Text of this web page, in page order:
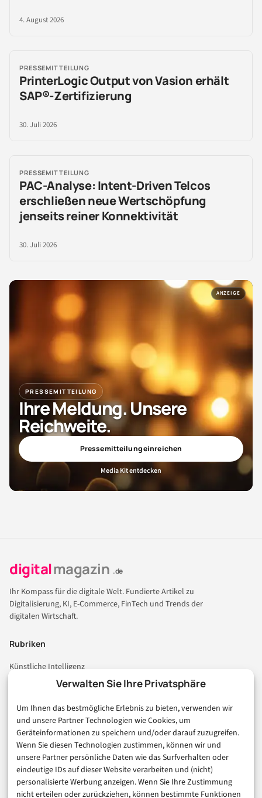
Verwalten Sie Ihre Privatsphäre
Um Ihnen das bestmögliche Erlebnis zu bieten, verwenden wir
und unsere Partner Technologien wie Cookies, um
Geräteinformationen zu speichern und/oder darauf zuzugreifen.
Wenn Sie diesen Technologien zustimmen, können wir und
unsere Partner persönliche Daten wie das Surfverhalten oder
eindeutige IDs auf dieser Website verarbeiten und (nicht)
personalisierte Werbung anzeigen. Wenn Sie Ihre Zustimmung
nicht erteilen oder zurückziehen, können bestimmte Funktionen
4. August 2026
PRESSEMITTEILUNG
PrinterLogic Output von Vasion erhält
SAP®-Zertifizierung
30. Juli 2026
PRESSEMITTEILUNG
PAC-Analyse: Intent-Driven Telcos
erschließen neue Wertschöpfung
jenseits reiner Konnektivität
30. Juli 2026
ANZEIGE
PRESSEMITTEILUNG
Ihre Meldung. Unsere
Reichweite.
Pressemitteilung einreichen
Media Kit entdecken
digitalmagazin .de
Ihr Kompass für die digitale Welt. Fundierte Artikel zu
Digitalisierung, KI, E-Commerce, FinTech und Trends der
digitalen Wirtschaft.
Rubriken
Künstliche Intelligenz
Technologie & IT
Consumer & Digital Life
Marketing
Finanzen & FinTech
Business & Karriere
Sicherheit & Recht
Digitalisierung